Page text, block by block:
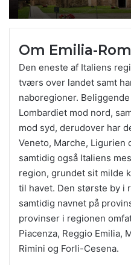
Om Emilia-
Den eneste af Italiens
tværs over landet samt
naboregioner.
Lombardiet mod nord,
mod syd, derudover har
Veneto, Marche, Ligurien
samtidig også Italiens
region, grundet sit milde
til havet. Den største by i
samtidig navnet på
provinser i regionen
Piacenza, Reggio Emilia,
Rimini og Forli-Cesena.